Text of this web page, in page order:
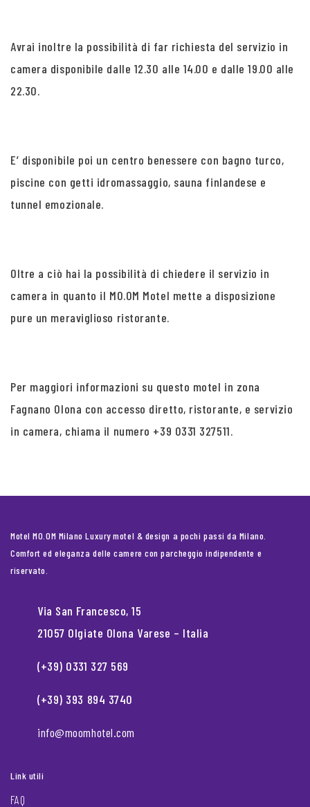
Avrai inoltre la possibilità di far richiesta del servizio in
camera disponibile dalle 12.30 alle 14.00 e dalle 19.00 alle
22.30.
E’ disponibile poi un centro benessere con bagno turco,
piscine con getti idromassaggio, sauna finlandese e
tunnel emozionale.
Oltre a ciò hai la possibilità di chiedere il servizio in
camera in quanto il MO.OM Motel mette a disposizione
pure un meraviglioso ristorante.
Per maggiori informazioni su questo motel in zona
Fagnano Olona con accesso diretto, ristorante, e servizio
in camera, chiama il numero +39 0331 327511.
Motel MO.OM Milano Luxury motel & design a pochi passi da Milano.
Comfort ed eleganza delle camere con parcheggio indipendente e
riservato.
Via San Francesco, 15
21057 Olgiate Olona Varese – Italia
(+39) 0331 327 569
(+39) 393 894 3740
info@moomhotel.com
Link utili
FAQ